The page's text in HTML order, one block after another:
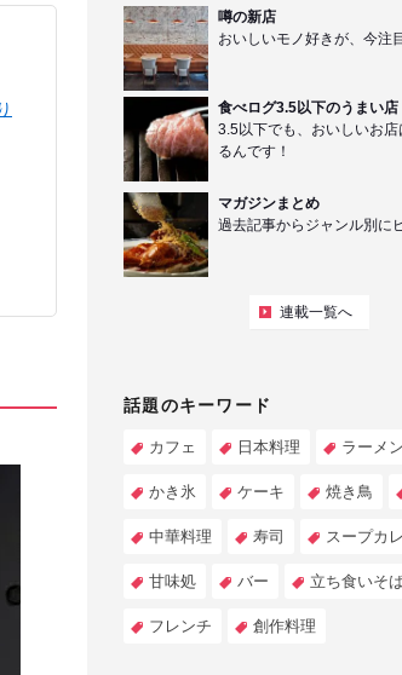
噂の新店
おいしいモノ好きが、今注
食べログ3.5以下のうまい店
3.5以下でも、おいしいお店
るんです！
マガジンまとめ
過去記事からジャンル別に
連載一覧へ
話題のキーワード
カフェ 日本料理 ラーメン
かき氷 ケーキ 焼き鳥
中華料理 寿司 スープカ
甘味処 バー 立ち食いそ
フレンチ 創作料理